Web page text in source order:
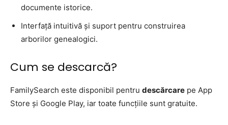
documente istorice.
Interfață intuitivă și suport pentru construirea
arborilor genealogici.
Cum se descarcă?
FamilySearch este disponibil pentru descărcare pe App
Store și Google Play, iar toate funcțiile sunt gratuite.